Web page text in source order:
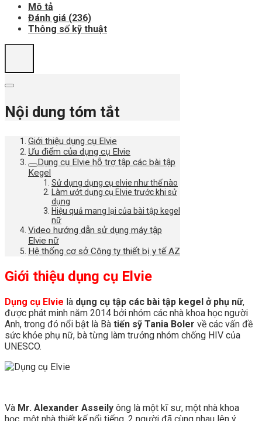
Mô tả
Đánh giá (236)
Thông số kỹ thuật
Nội dung tóm tắt
Giới thiệu dụng cụ Elvie
Ưu điểm của dụng cụ Elvie
Dụng cụ Elvie hỗ trợ tập các bài tập
Kegel
Sử dụng dụng cụ elvie như thế nào
Làm ướt dụng cụ Elvie trước khi sử
dụng
Hiệu quả mang lại của bài tập kegel
nữ
Video hướng dẫn sử dụng máy tập
Elvie nữ
Hệ thống cơ sở Công ty thiết bị y tế AZ
Giới thiệu dụng cụ Elvie
Dụng cụ Elvie là dụng cụ tập các bài tập kegel ở phụ nữ,
được phát minh năm 2014 bởi nhóm các nhà khoa học người
Anh, trong đó nổi bật là Bà tiến sỹ Tania Boler về các vấn đề
sức khỏe phụ nữ, bà từng làm trưởng nhóm chống HIV của
UNESCO.
Và Mr. Alexander Asseily ông là một kĩ sư, một nhà khoa